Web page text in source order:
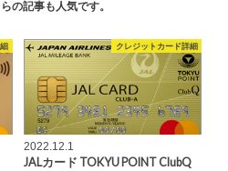
の記事も人気です。
クレジットカード詳細
2022.12.1
JALカード TOKYU POINT ClubQ